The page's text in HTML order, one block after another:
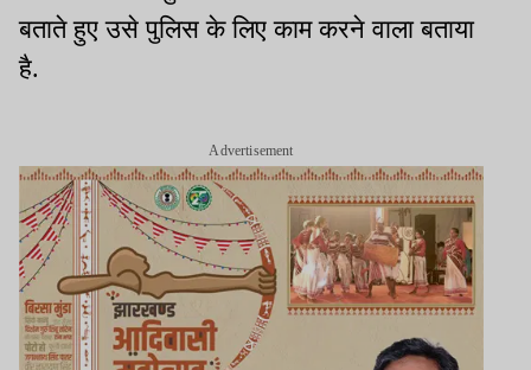
बताते हुए उसे पुलिस के लिए काम करने वाला बताया
है.
Advertisement